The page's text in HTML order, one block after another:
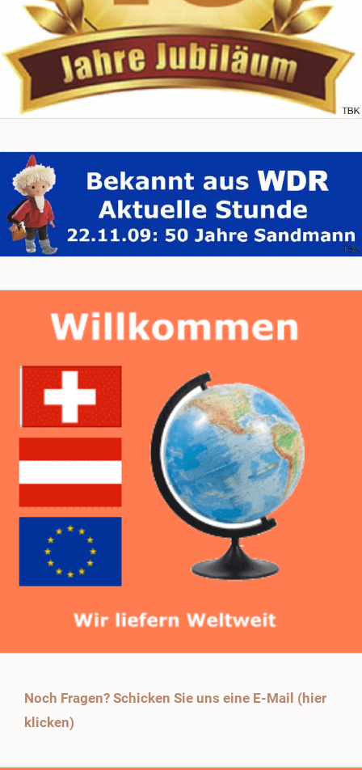
Noch Fragen? Schicken Sie uns eine E-Mail (hier
klicken)